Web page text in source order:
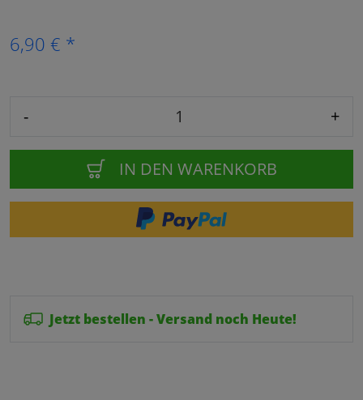
6,90 € *
- +
IN DEN WARENKORB
Jetzt bestellen - Versand noch Heute!